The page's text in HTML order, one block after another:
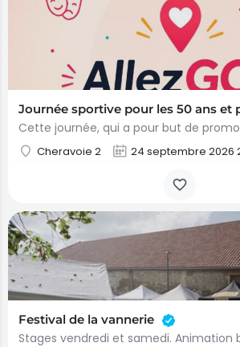
Journée sportive pour les 50 ans et
Cheravoie 2 24 septembre 2026
Festival de la vannerie